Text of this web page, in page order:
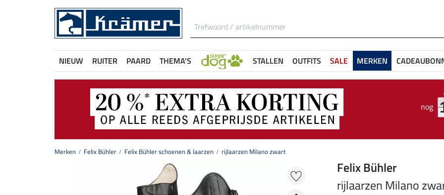
NIEUW RUITER PAARD THEMA'S STALLEN OUTFITS SALE MERKEN
nog
Merken Felix Bühler Felix Bühler schoenen & laarzen rijlaarzen Milano zwart
Felix Bühler
rijlaarzen Milano